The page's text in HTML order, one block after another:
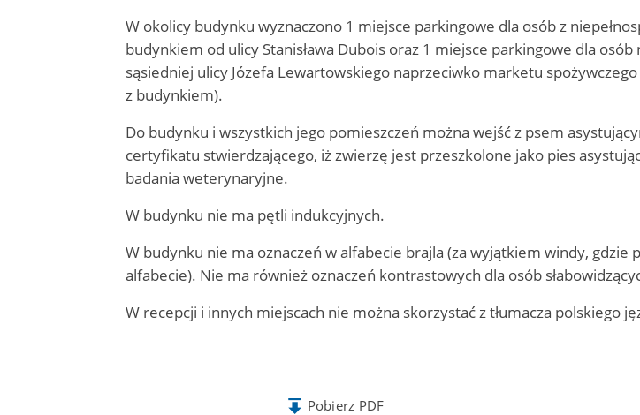
W okolicy budynku wyznaczono 1 miejsce parkingowe dla osób z
budynkiem od ulicy Stanisława Dubois oraz 1 miejsce parkingowe dla
sąsiedniej ulicy Józefa Lewartowskiego naprzeciwko marketu
z budynkiem).
Do budynku i wszystkich jego pomieszczeń można wejść z psem
certyfikatu stwierdzającego, iż zwierzę jest przeszkolone jako pies
badania weterynaryjne.
W budynku nie ma pętli indukcyjnych.
W budynku nie ma oznaczeń w alfabecie brajla (za wyjątkiem windy, gdzie
alfabecie). Nie ma również oznaczeń kontrastowych dla osób
W recepcji i innych miejscach nie można skorzystać z tłumacza polskiego
Pobierz PDF